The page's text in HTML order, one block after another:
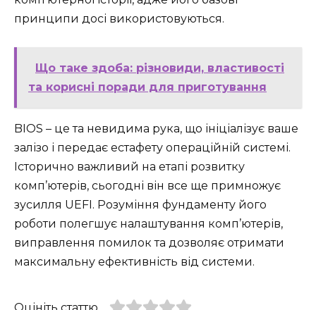
принципи досі використовуються.
Що таке здоба: різновиди, властивості
та корисні поради для приготування
BIOS – це та невидима рука, що ініціалізує ваше
залізо і передає естафету операційній системі.
Історично важливий на етапі розвитку
комп’ютерів, сьогодні він все ще примножує
зусилля UEFI. Розуміння фундаменту його
роботи полегшує налаштування комп’ютерів,
виправлення помилок та дозволяє отримати
максимальну ефективність від системи.